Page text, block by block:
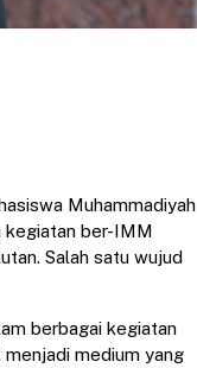
Muhammadiyah
kegiatan ber-IMM
Salah satu wujud
berbagai kegiatan
menjadi medium yang